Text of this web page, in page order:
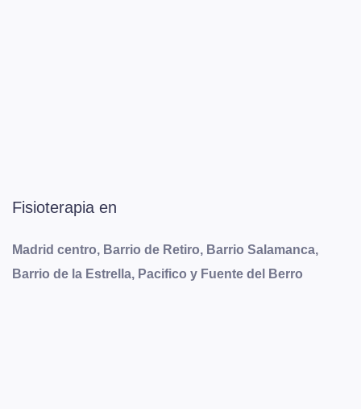
Fisioterapia en
Madrid centro, Barrio de Retiro, Barrio Salamanca,
Barrio de la Estrella, Pacifico y Fuente del Berro